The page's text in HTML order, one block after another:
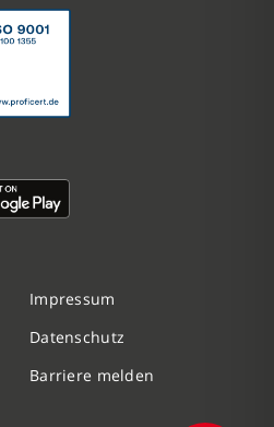
Nachricht schreiben
Initiativbewerbung
Personalanfrage
Impressum
Datenschutz
Barriere melden